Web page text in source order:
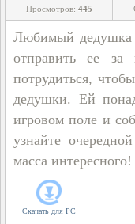
Просмотров: 445
Любимый дедушка
отправить ее за
потрудиться,
дедушки. Ей
игровом поле и
узнайте
масса интересного!
Скачать для PC